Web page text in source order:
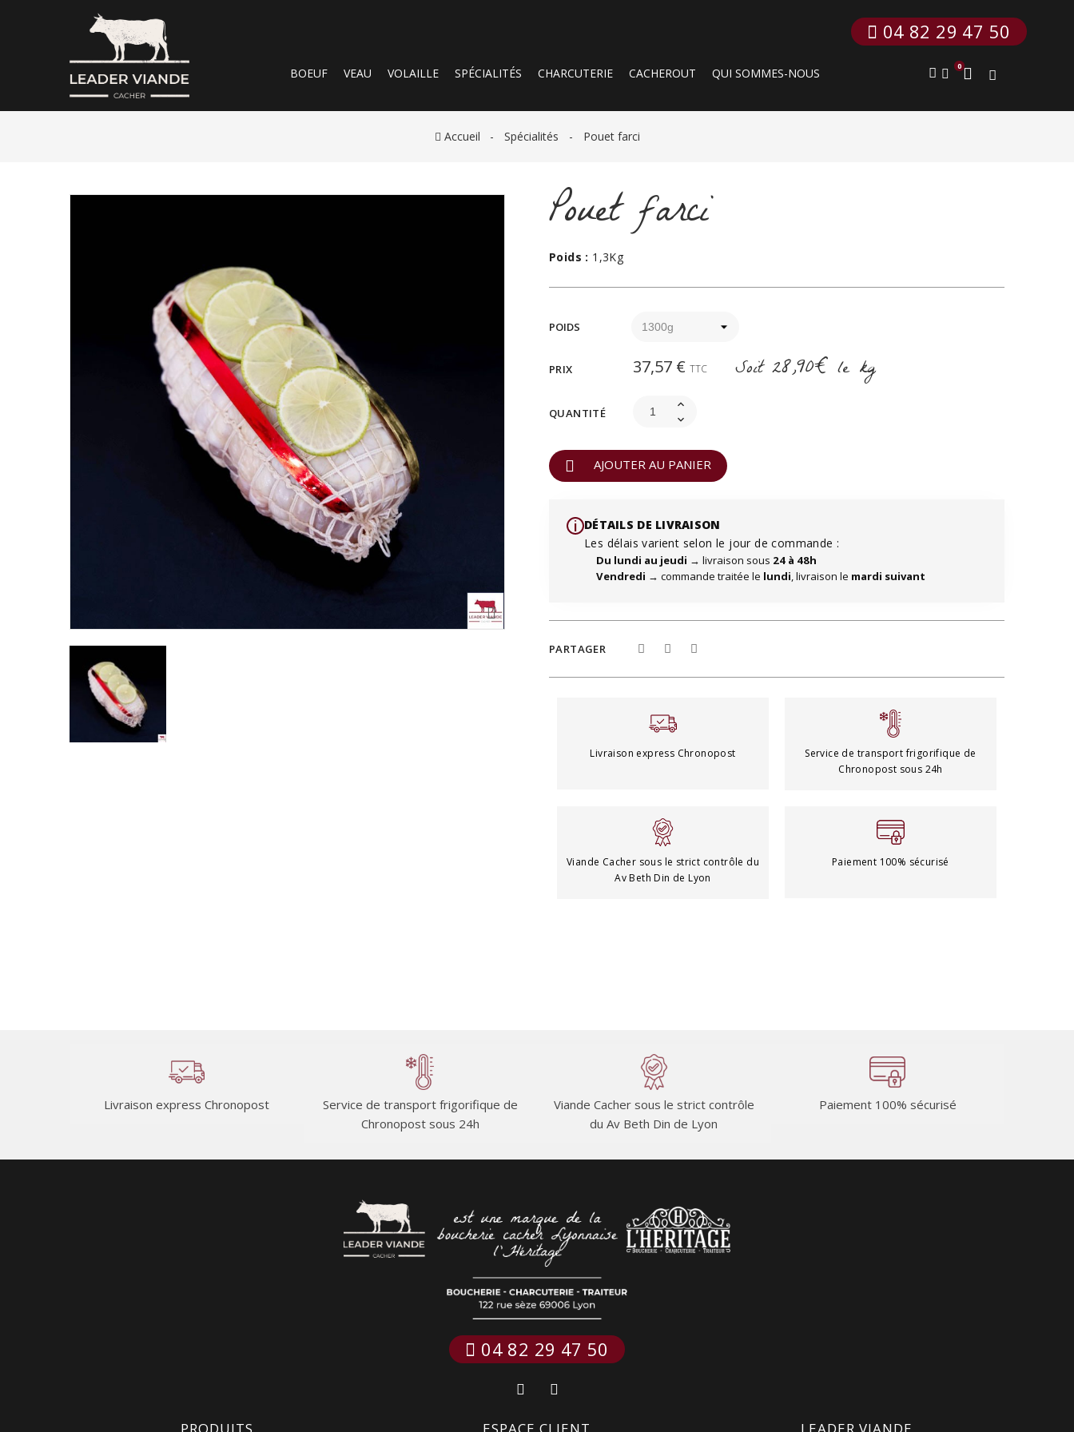
04 82 29 47 50
BOEUF VEAU VOLAILLE SPÉCIALITÉS CHARCUTERIE CACHEROUT QUI SOMMES-NOUS 0
Accueil Spécialités Pouet farci
Pouet farci
Poids : 1,3Kg
POIDS
PRIX 37,57 € TTC Soit 28,90€ le kg
QUANTITÉ
AJOUTER AU PANIER
i️ DÉTAILS DE LIVRAISON
Les délais varient selon le jour de commande :
Du lundi au jeudi → livraison sous 24 à 48h
Vendredi → commande traitée le lundi, livraison le mardi suivant
PARTAGER
Livraison express Chronopost
Service de transport frigorifique de
Chronopost sous 24h
Viande Cacher sous le strict contrôle du
Av Beth Din de Lyon
Paiement 100% sécurisé
Livraison express Chronopost
Service de transport frigorifique de
Chronopost sous 24h
Viande Cacher sous le strict contrôle
du Av Beth Din de Lyon
Paiement 100% sécurisé
04 82 29 47 50